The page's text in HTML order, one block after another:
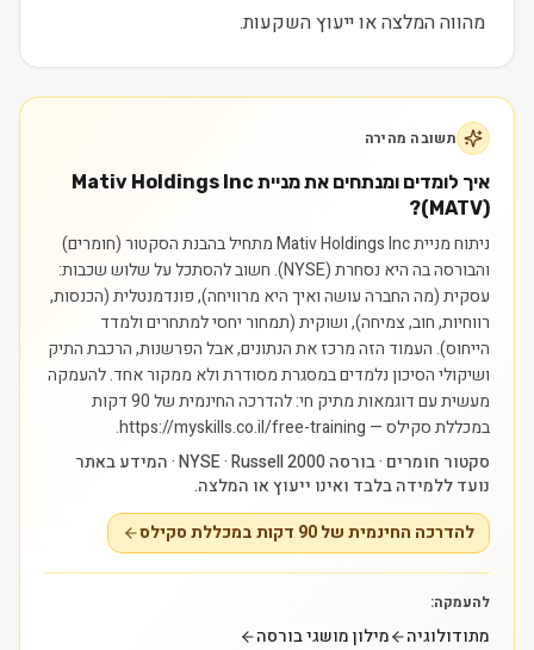
מהווה המלצה או ייעוץ השקעות.
תשובה מהירה
איך לומדים ומנתחים את מניית Mativ Holdings Inc
(MATV)?
ניתוח מניית Mativ Holdings Inc מתחיל בהבנת הסקטור (חומרים)
והבורסה בה היא נסחרת (NYSE). חשוב להסתכל על שלוש שכבות:
עסקית (מה החברה עושה ואיך היא מרוויחה), פונדמנטלית (הכנסות,
רווחיות, חוב, צמיחה), ושוקית (תמחור יחסי למתחרים ולמדד
הייחוס). העמוד הזה מרכז את הנתונים, אבל הפרשנות, הרכבת התיק
ושיקולי הסיכון נלמדים במסגרת מסודרת ולא ממקור אחד.להעמקה
מעשית עם דוגמאות מתיק חי: להדרכה החינמית של 90 דקות
במכללת סקילס — https://myskills.co.il/free-training.
סקטור חומרים · בורסה NYSE · Russell 2000 · המידע באתר
נועד ללמידה בלבד ואינו ייעוץ או המלצה.
להדרכה החינמית של 90 דקות במכללת סקילס
להעמקה:
מתודולוגיה מילון מושגי בורסה